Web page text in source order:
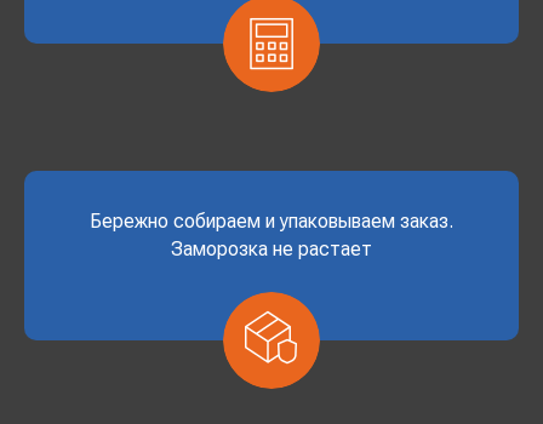
Бережно собираем и упаковываем заказ.
Заморозка не растает